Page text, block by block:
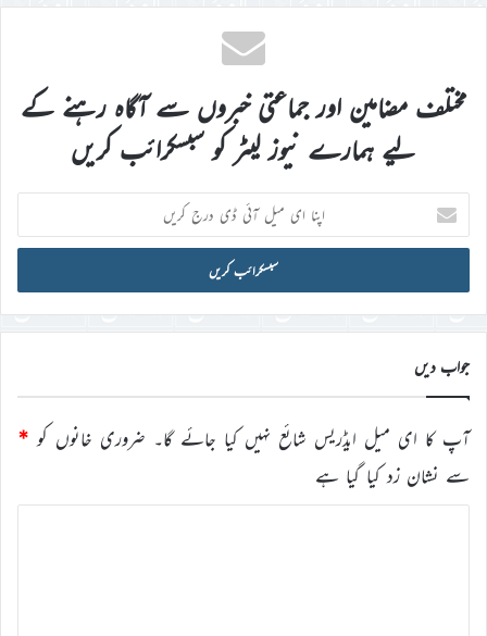
مختلف مضامین اور جماعتی خبروں سے آگاہ رہنے کے
لیے ہمارے نیوز لیٹر کو سبسکرائب کریں
اپنا
ای
میل
ڈی
درج
کریں
جواب دیں
آپ کا ای میل ایڈریس شائع نہیں کیا جائے گا۔ ضروری خانوں کو *
سے نشان زد کیا گیا ہے